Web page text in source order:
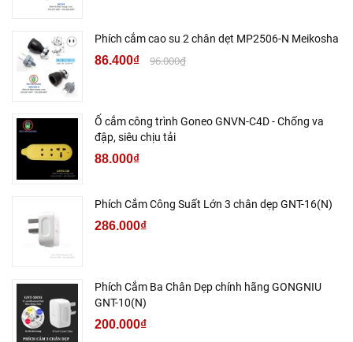
Phích cắm cao su 2 chân dẹt MP2506-N Meikosha
86.400₫ 96.000₫
Ổ cắm công trình Goneo GNVN-C4D - Chống va
đập, siêu chịu tải
88.000₫
Phích Cắm Công Suất Lớn 3 chân dẹp GNT-16(N)
286.000₫
Phích Cắm Ba Chân Dẹp chính hãng GONGNIU
GNT-10(N)
200.000₫